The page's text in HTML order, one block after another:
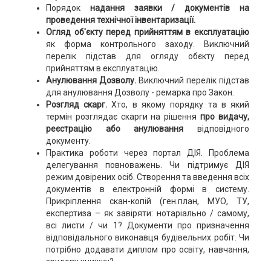
Порядок надання заявки / документів на
проведення технічної інвентаризації.
Огляд об'єкту перед прийняттям в експлуатацію
як форма контрольного заходу. Виключний
перелік підстав для огляду обєкту перед
прийняттям в експлуатацію.
Анулювання Дозволу.Виключний перелік підстав
для анулювання Дозволу - ремарка про Закон.
Розгляд скарг. Хто, в якому порядку та в який
термін розглядає скарги на рішення про видачу,
реєстрацію або анулювання відповідного
документу.
Практика роботи через портал ДІЯ. Проблема
делегування повноважень. Чи підтримує ДІЯ
режим довірених осіб. Створення та введення всіх
документів в електронній формі в систему.
Прикріплення скан-копій (ген.план, МУО, ТУ,
експертиза – як завіряти: нотаріально / самому,
всі листи / чи 1? Документи про призначення
відповідального виконавця будівельних робіт. Чи
потрібно додавати диплом про освіту, навчання,